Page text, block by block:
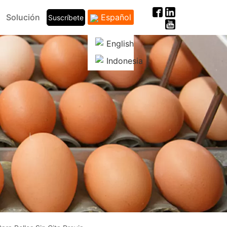
Solución Suscríbete Español
English
Indonesia